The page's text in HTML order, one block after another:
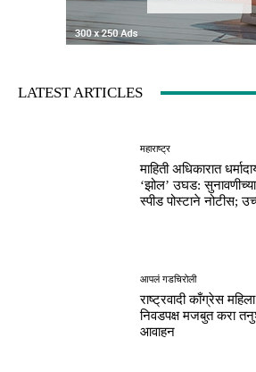
LATEST ARTICLES
महाराष्ट्र
माहिती अधिकारात
‘झोल’ उघड:
स्पीड पोस्टाने नोटीस;
आपलं गडचिरोली
राष्ट्रवादी काँग्रेस
निवडपक्ष मजबुत करा
आवाहन